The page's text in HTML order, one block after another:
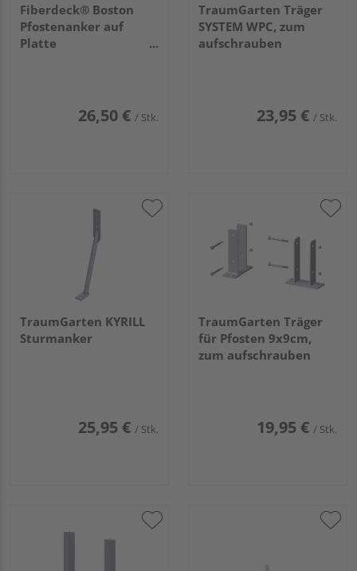
Fiberdeck® Boston
Pfostenanker auf
Platte
26,50 € / Stk.
TraumGarten Träger
SYSTEM WPC, zum
aufschrauben
23,95 € / Stk.
TraumGarten KYRILL
Sturmanker
25,95 € / Stk.
TraumGarten Träger
für Pfosten 9x9cm,
zum aufschrauben
19,95 € / Stk.